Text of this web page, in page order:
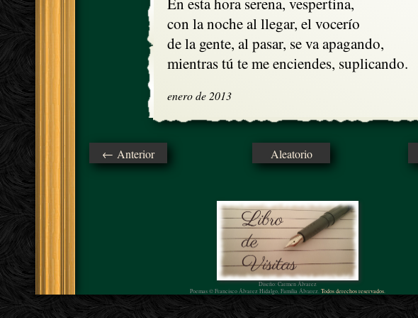
con la noche al llegar, el vocerío
de la gente, al pasar, se va apagando,
mientras tú te me enciendes, suplicando.
enero de 2013
← Anterior Aleatorio
Diseño: Carmen Álvarez
Poemas © Francisco Álvarez Hidalgo, Familia Álvarez. Todos derechos reservados.